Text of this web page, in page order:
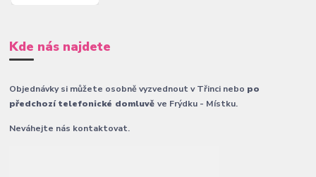
Kde nás najdete
Objednávky si můžete osobně vyzvednout v Třinci nebo po
předchozí telefonické domluvěve Frýdku - Místku.
Neváhejte nás kontaktovat.